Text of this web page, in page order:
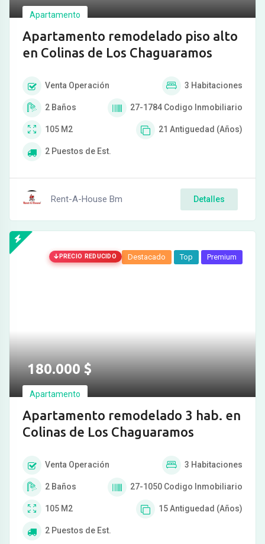
Apartamento
Apartamento remodelado piso alto
en Colinas de Los Chaguaramos
Venta Operación 3 Habitaciones
2 Baños 27-1784 Codigo Inmobiliario
105 M2 21 Antiguedad (Años)
2 Puestos de Est.
Rent-A-House Bm Detalles
180.000$
Apartamento
Apartamento remodelado 3 hab. en
Colinas de Los Chaguaramos
PRECIO REDUCIDO Destacado Top Premium
Venta Operación 3 Habitaciones
2 Baños 27-1050 Codigo Inmobiliario
105 M2 15Antiguedad (Años)
2 Puestos de Est.